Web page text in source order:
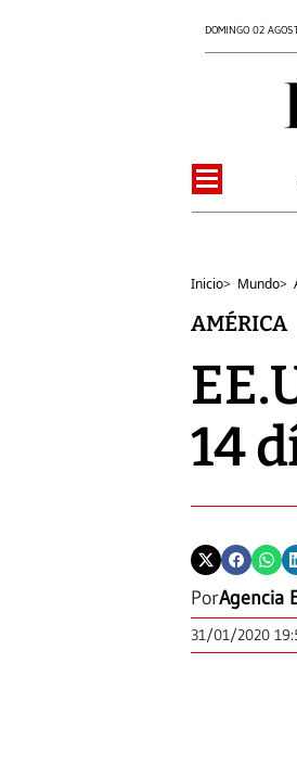
DOMINGO 02
Inicio> Mundo>
AMÉRICA
14
PorAgencia
31/01/2020